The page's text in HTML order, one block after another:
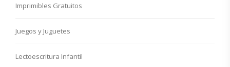
Imprimibles Gratuitos
Juegos y Juguetes
Lectoescritura Infantil